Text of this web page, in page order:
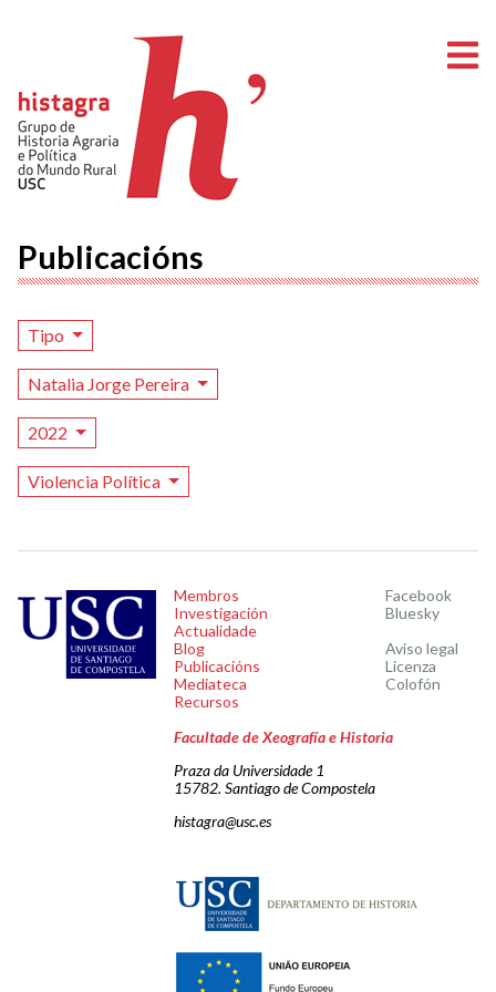
Publicacións
Tipo
Natalia Jorge Pereira
2022
Violencia Política
Membros
Investigación
Actualidade
Blog
Publicacións
Mediateca
Recursos
Facebook
Bluesky
Aviso legal
Licenza
Colofón
Facultade de Xeografía e Historia
Praza da Universidade 1
15782. Santiago de Compostela
histagra@usc.es